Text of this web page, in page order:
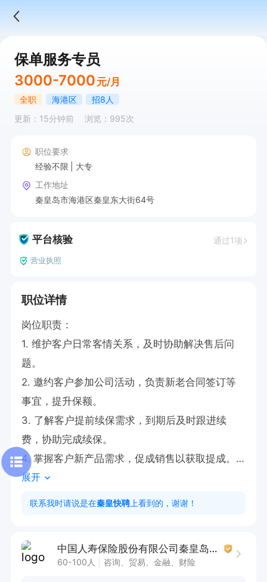
保单服务专员
3000-7000 元/月
全职 海港区
招8人
更新：15分钟前
浏览：995次
职位要求
经验不限
大专
工作地址
秦皇岛市海港区秦皇东大街64号
平台核验 通过1项
营业执照
职位详情
岗位职责：
1. 维护客户日常客情关系，及时协助解决售后问
题。
2. 邀约客户参加公司活动，负责新老合同签订等
事宜，提升保额。
3. 了解客户提前续保需求，到期后及时跟进续
费，协助完成续保。
4. 掌握客户新产品需求，促成销售以获取提成。
5. 负责公司客户维护及各项后续保全服务跟进。
出，学历要求可放宽。
展开
联系我时请说是在秦皇快聘 上看到的，谢谢！
中国人寿保险股份有限公司秦皇岛分公司第一营销服务部
60-100人 咨询、贸易、金融、财险